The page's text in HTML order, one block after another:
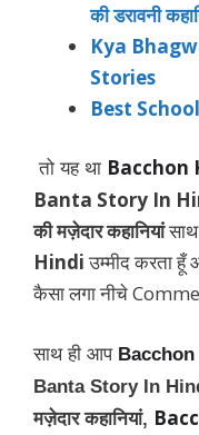
की डरावनी
Kya
Stories
Best
तो यह था Bacchon
Banta Story In
की मज़ेदार कहानियां
Hindiउम्मीद करता
कैसा लगा नीचे
साथ ही आप
Banta Story In
मज़ेदार कहानियां,